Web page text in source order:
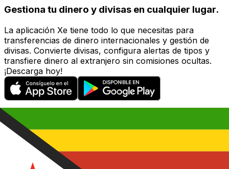
Gestiona tu dinero y divisas en cualquier lugar.
La aplicación Xe tiene todo lo que necesitas para
transferencias de dinero internacionales y gestión de
divisas. Convierte divisas, configura alertas de tipos y
transfiere dinero al extranjero sin comisiones ocultas.
¡Descarga hoy!